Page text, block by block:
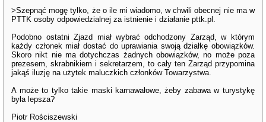
>Szepnąć mogę tylko, że o ile mi wiadomo, w chwili obecnej nie ma w
PTTK osoby odpowiedzialnej za istnienie i działanie pttk.pl.
Podobno ostatni Zjazd miał wybrać odchodzony Zarząd, w którym
każdy członek miał dostać do uprawiania swoją działkę obowiązków.
Skoro nikt nie ma dotychczas żadnych obowiązków, no może poza
prezesem, skrabnikiem i sekretarzem, to cały ten Zarząd przypomina
jakąś iluzję na użytek maluczkich członków Towarzystwa.
A może to tylko takie maski karnawałowe, żeby zabawa w turystykę
była lepsza?
Piotr Rościszewski